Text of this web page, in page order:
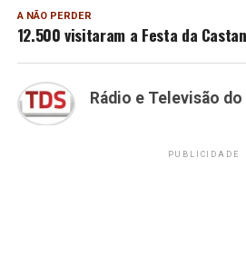
A NÃO PERDER
12.500 visitaram a Festa da
Rádio e Televisão do
PUBLICIDADE